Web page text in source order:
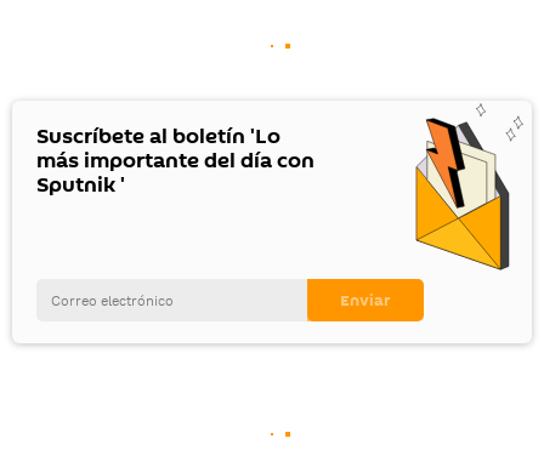
Suscríbete al boletín 'Lo
más importante del día con
Sputnik '